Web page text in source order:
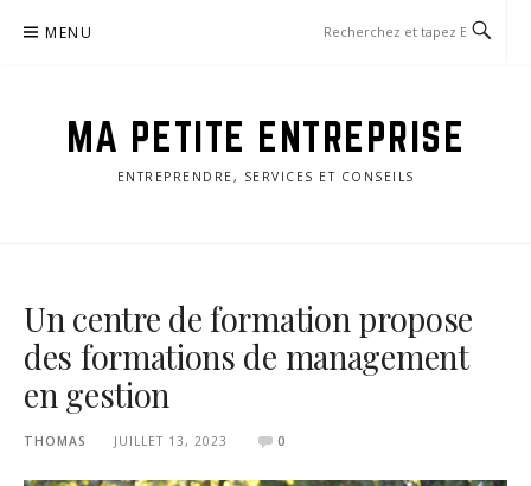
MENU
MA PETITE ENTREPRISE
ENTREPRENDRE, SERVICES ET CONSEILS
Un centre de formation propose
des formations de management
en gestion
THOMAS JUILLET 13, 2023 0